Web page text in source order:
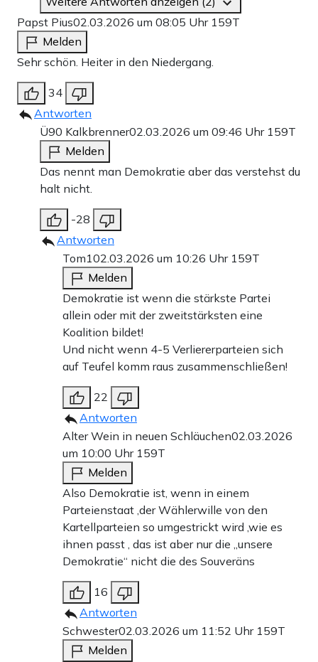
Papst Pius02.03.2026 um 08:05 Uhr 159T
Melden
Sehr schön. Heiter in den Niedergang.
34
Antworten
Ü90 Kalkbrenner02.03.2026 um 09:46 Uhr 159T
Melden
Das nennt man Demokratie aber das verstehst du
halt nicht.
-28
Antworten
Tom102.03.2026 um 10:26 Uhr 159T
Melden
Demokratie ist wenn die stärkste Partei
allein oder mit der zweitstärksten eine
Koalition bildet!
Und nicht wenn 4-5 Verliererparteien sich
auf Teufel komm raus zusammenschließen!
22
Antworten
Alter Wein in neuen Schläuchen02.03.2026
um 10:00 Uhr 159T
Melden
Also Demokratie ist, wenn in einem
Parteienstaat ,der Wählerwille von den
Kartellparteien so umgestrickt wird ,wie es
ihnen passt , das ist aber nur die „unsere
Demokratie“ nicht die des Souveräns
16
Antworten
Schwester02.03.2026 um 11:52 Uhr 159T
Melden